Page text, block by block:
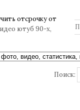
отсрочку от
ютуб 90-х,
Поиск: